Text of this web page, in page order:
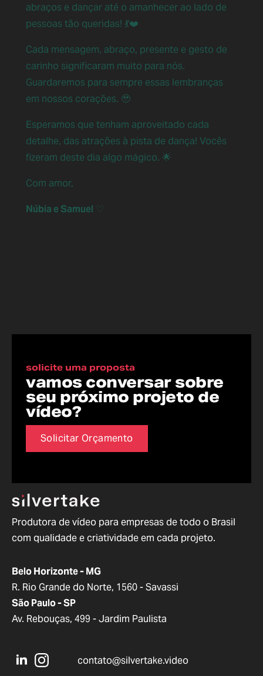
abraços e dançar até o amanhecer ao lado de
pessoas tão queridas! 💃❤️
Cada mensagem, abraço, presente e gesto de
carinho significaram muito para nós.
Guardaremos para sempre essas lembranças
em nossos corações. 🥹
Esperamos que tenham aproveitado cada
detalhe, das atrações à pista de dança! Vocês
fizeram deste dia algo mágico. 🌟
Com amor,
Núbia e Samuel ♡
solicite uma proposta
vamos conversar sobre
seu próximo projeto de
vídeo?
Solicitar Orçamento
Produtora de vídeo para empresas de todo o Brasil
com qualidade e criatividade em cada projeto.
Belo Horizonte - MG
R. Rio Grande do Norte, 1560 - Savassi
São Paulo - SP
Av. Rebouças, 499 - Jardim Paulista
contato@silvertake.video